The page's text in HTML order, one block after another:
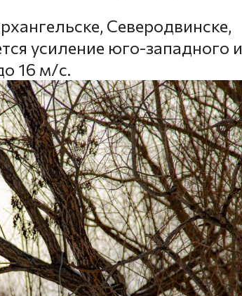
Северодвинске,
усиление юго-западного и
16 м/с.